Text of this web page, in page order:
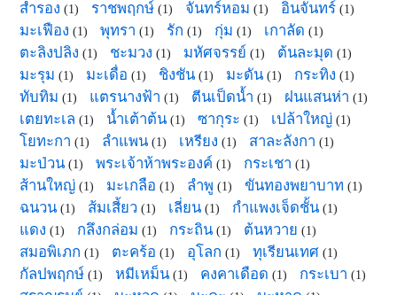
สำรอง (1) ราชพฤกษ์ (1) จันทร์หอม (1) อินจันทร์ (1)
มะเฟือง (1) พุทรา (1) รัก (1) กุ่ม (1) เกาลัด (1)
ตะลิงปลิง (1) ชะมวง (1) มหัศจรรย์ (1) ต้นละมุด (1)
มะรุม (1) มะเดื่อ (1) ชิงชัน (1) มะดัน (1) กระทิง (1)
ทับทิม (1) แตรนางฟ้า (1) ตีนเป็ดน้ำ (1) ฝนแสนห่า (1)
เตยทะเล (1) น้ำเต้าต้น (1) ซากุระ (1) เปล้าใหญ่ (1)
โยทะกา (1) ลำแพน (1) เหรียง (1) สาละลังกา (1)
มะป่วน (1) พระเจ้าห้าพระองค์ (1) กระเชา (1)
ส้านใหญ่ (1) มะเกลือ (1) ลำพู (1) ขันทองพยาบาท (1)
ฉนวน (1) ส้มเสี้ยว (1) เลี่ยน (1) กำแพงเจ็ดชั้น (1)
แดง (1) กลึงกล่อม (1) กระถิน (1) ต้นหวาย (1)
สมอพิเภก (1) ตะคร้อ (1) อุโลก (1) ทุเรียนเทศ (1)
กัลปพฤกษ์ (1) หมีเหม็น (1) คงคาเดือด (1) กระเบา (1)